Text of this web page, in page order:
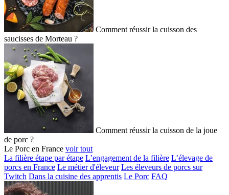
Comment réussir la cuisson des
saucisses de Morteau ?
Comment réussir la cuisson de la joue
de porc ?
Le Porc en France voir tout
La filière étape par étape L’engagement de la filière L’élevage de
porcs en France Le métier d'éleveur Les éleveurs de porcs sur
Twitch Dans la cuisine des apprentis Le Porc FAQ